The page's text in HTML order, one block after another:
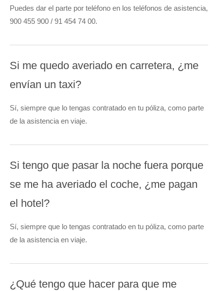
Puedes dar el parte por teléfono en los teléfonos de asistencia,
900 455 900 / 91 454 74 00.
Si me quedo averiado en carretera, ¿me
envían un taxi?
Sí, siempre que lo tengas contratado en tu póliza, como parte
de la asistencia en viaje.
Si tengo que pasar la noche fuera porque
se me ha averiado el coche, ¿me pagan
el hotel?
Sí, siempre que lo tengas contratado en tu póliza, como parte
de la asistencia en viaje.
¿Qué tengo que hacer para que me